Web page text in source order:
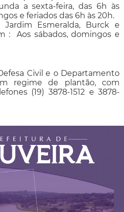
a sexta-feira, das 6h às
e feriados das 6h às 20h.
Jardim Esmeralda, Burck e
: Aos sábados, domingos e
Civil e o Departamento
regime de plantão, com
(19) 3878-1512 e 3878-